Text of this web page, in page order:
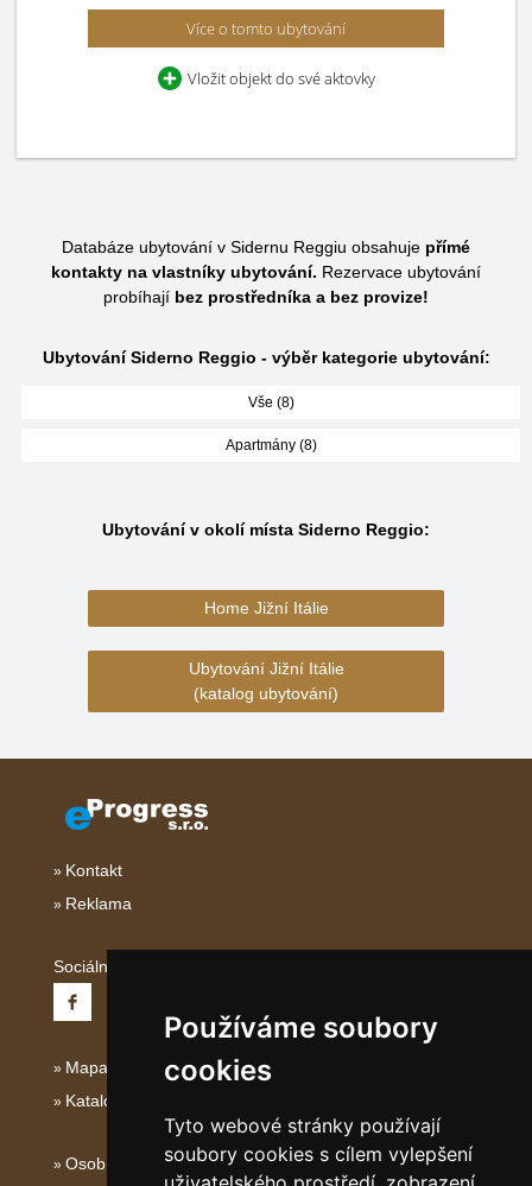
Používáme soubory
cookies
Tyto webové stránky používají
soubory cookies s cílem vylepšení
Více o tomto ubytování
Vložit objekt do své aktovky
Databáze ubytování v Sidernu Reggiu obsahuje přímé
kontakty na vlastníky ubytování. Rezervace ubytování
probíhají bez prostředníka a bez provize!
Ubytování Siderno Reggio - výběr kategorie ubytování:
Vše (8)
Apartmány (8)
Ubytování v okolí místa Siderno Reggio:
Home Jižní Itálie
Ubytování Jižní Itálie
(katalog ubytování)
Kontakt
Reklama
Sociální sítě:
Mapa serveru Jižní Itálie
Katalog ubytování Jižní Itálie
Osobní údaje